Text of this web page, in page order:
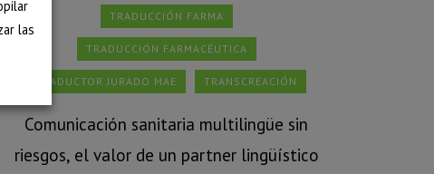
TRADUCCIÓN FARMA
TRADUCCIÓN FARMACÉUTICA
TRADUCTOR JURADO MAE TRANSCREACIÓN
Comunicación sanitaria multilingüe sin
riesgos, el valor de un partner lingüístico
las